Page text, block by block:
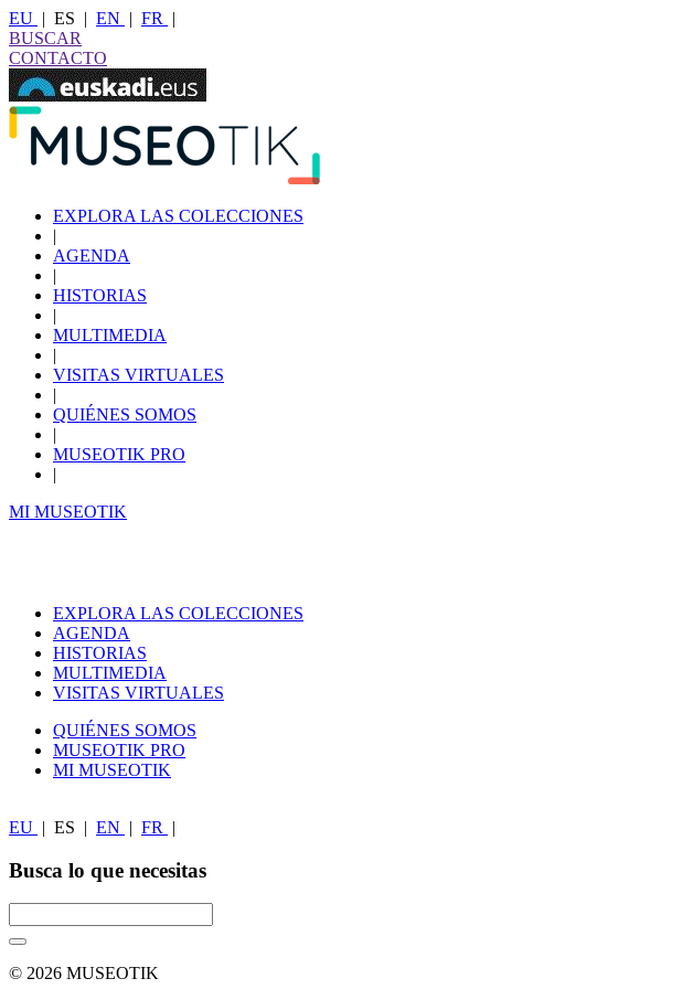
EU | ES | EN | FR
|
BUSCAR
CONTACTO
EXPLORA LAS COLECCIONES
|
AGENDA
|
HISTORIAS
|
MULTIMEDIA
|
VISITAS VIRTUALES
|
QUIÉNES SOMOS
|
MUSEOTIK PRO
|
MI MUSEOTIK
EXPLORA LAS COLECCIONES
AGENDA
HISTORIAS
MULTIMEDIA
VISITAS VIRTUALES
QUIÉNES SOMOS
MUSEOTIK PRO
MI MUSEOTIK
EU | ES | EN | FR |
Busca lo que necesitas
© 2026 MUSEOTIK